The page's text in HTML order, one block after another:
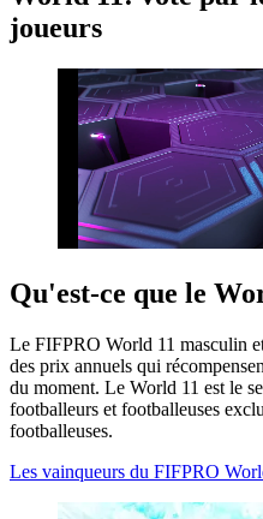
joueurs
Qu'est-ce que le
Le FIFPRO World 11 masculin
des prix annuels qui
du moment. Le World 11 est le
footballeurs et footballeuses
footballeuses.
Les vainqueurs du FIFPRO